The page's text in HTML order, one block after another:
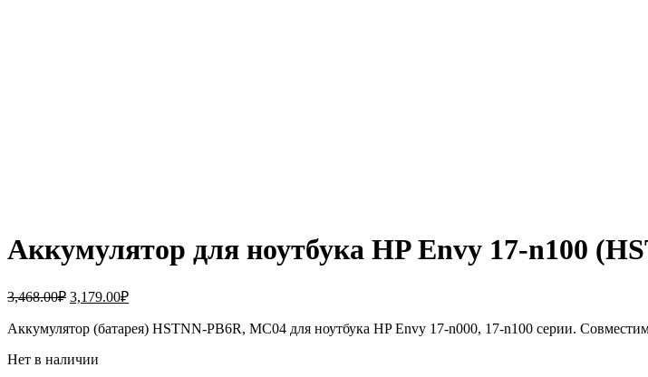
Аккумулятор для ноутбука HP Envy 17-n100
3,468.00₽ Первоначальная
составляла
3,179.00₽Текущая
3,179.00₽.
Аккумулятор (батарея) HSTNN-PB6R, MC04 для ноутбука HP Envy 17-n000, 17-n100 серии.
Нет в наличии